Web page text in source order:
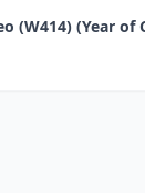
(W414) (Year